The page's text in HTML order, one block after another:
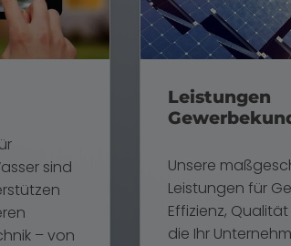
sind
– von
Leistungen
Unsere
Leistungen für
Effizienz,
die Ihr